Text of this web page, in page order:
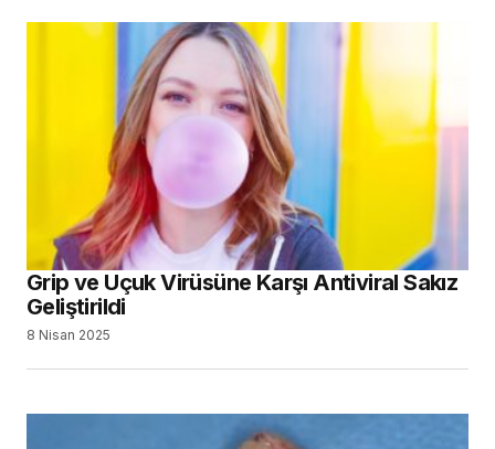
Grip ve Uçuk Virüsüne Karşı Antiviral Sakız
Geliştirildi
8 Nisan 2025